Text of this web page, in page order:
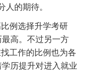
的期待。
例选择升学考研
最高。不过另一方
工作的比例也为各
历提升对进入就业